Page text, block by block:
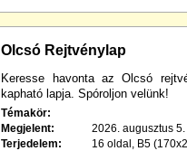
Olcsó Rejtvénylap
Keresse havonta az Olcsó
kapható lapja. Spóroljon velünk!
Témakör:
Megjelent:
2026. augusztus 5.
Terjedelem:
16 oldal, B5